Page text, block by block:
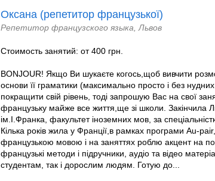
Оксана (репетитор французької)
Репетитор французского языка, Львов
Стоимость занятий: от 400 грн.
BONJOUR! Якщо Ви шукаєте когось,щоб вивчити
основи її граматики (максимально просто і без
покращити свій рівень, тоді запрошую Вас на свої
французьку майже все життя,ще зі школи. Закінчила
ім.І.Франка, факультет іноземних мов, за
Кілька років жила у Франції,в рамках програми Au-
французькою мовою і на заняттях роблю акцент на
французькі методи і підручники, аудіо та відео
студентам, так і дорослим людям. Готую до...